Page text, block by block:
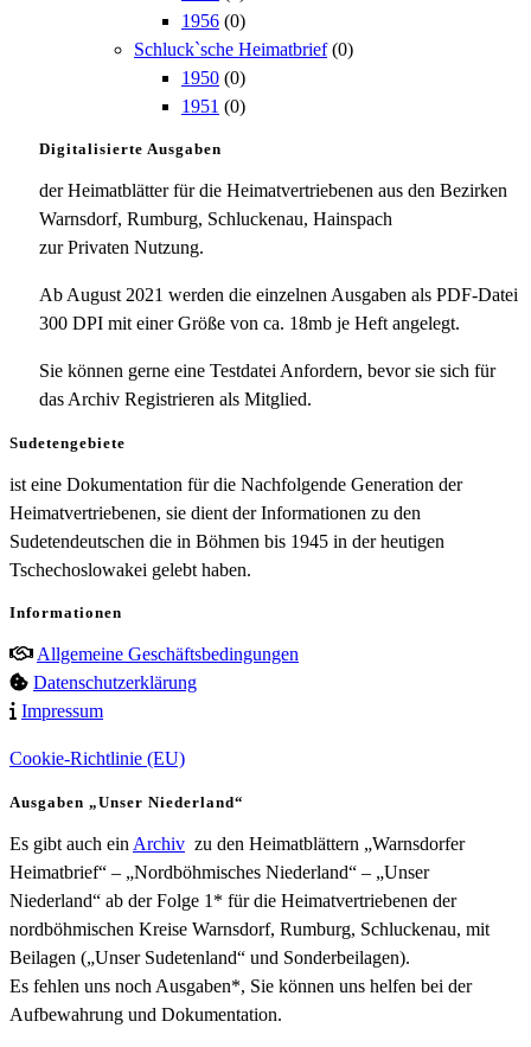
1956 (0)
Schluck`sche Heimatbrief (0)
1950 (0)
1951 (0)
Digitalisierte Ausgaben
der Heimatblätter für die Heimatvertriebenen aus den Bezirken
Warnsdorf, Rumburg, Schluckenau, Hainspach
zur Privaten Nutzung.
Ab August 2021 werden die einzelnen Ausgaben als PDF-Datei
300 DPI mit einer Größe von ca. 18mb je Heft angelegt.
Sie können gerne eine Testdatei Anfordern, bevor sie sich für
das Archiv Registrieren als Mitglied.
Sudetengebiete
ist eine Dokumentation für die Nachfolgende Generation der
Heimatvertriebenen, sie dient der Informationen zu den
Sudetendeutschen die in Böhmen bis 1945 in der heutigen
Tschechoslowakei gelebt haben.
Informationen
Allgemeine Geschäftsbedingungen
Datenschutzerklärung
Impressum
Cookie-Richtlinie (EU)
Ausgaben „Unser Niederland“
Es gibt auch ein Archiv zu den Heimatblättern „Warnsdorfer
Heimatbrief“ – „Nordböhmisches Niederland“ – „Unser
Niederland“ ab der Folge 1* für die Heimatvertriebenen der
nordböhmischen Kreise Warnsdorf, Rumburg, Schluckenau, mit
Beilagen („Unser Sudetenland“ und Sonderbeilagen).
Es fehlen uns noch Ausgaben*, Sie können uns helfen bei der
Aufbewahrung und Dokumentation.